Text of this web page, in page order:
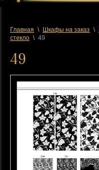
Главная \ Шкафы на заказ \
стекло \ 49
49